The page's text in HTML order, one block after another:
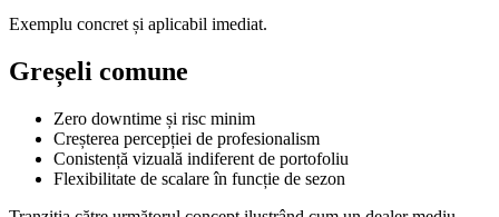
Exemplu concret și aplicabil imediat.
Greșeli comune
Zero downtime și risc minim
Creșterea percepției de profesionalism
Conistență vizuală indiferent de portofoliu
Flexibilitate de scalare în funcție de sezon